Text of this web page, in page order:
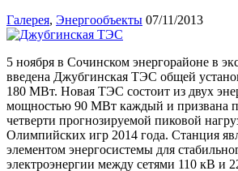
Галерея, Энергообъекты 07/11/2013
5 ноября в Сочинском энергорайоне в
введена Джубгинская ТЭС общей
180 МВт. Новая ТЭС состоит из двух
мощностью 90 МВт каждый и призвана
четверти прогнозируемой пиковой
Олимпийских игр 2014 года. Станция
элементом энергосистемы для
электроэнергии между сетями 110 кВ и